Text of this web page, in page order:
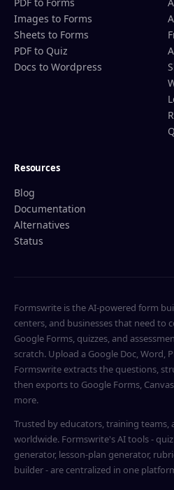
Images to Forms
Sheets to Forms
PDF to Quiz
Docs to Wordpress
Resources
Blog
Documentation
Alternatives
Status
Formswrite is the AI-powered form
centers, and businesses that need to
Google Forms, quizzes, and
scratch. Upload a Google Doc, Word,
Formswrite extracts the questions,
then exports to Google Forms,
more.
Trusted by educators, training teams,
worldwide. Formswrite's AI tools -
generator, lesson-plan generator,
builder - are centralized in one